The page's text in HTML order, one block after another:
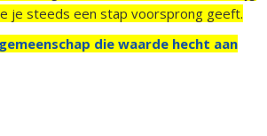
je steeds een stap voorsprong geeft.
die waarde hecht aan